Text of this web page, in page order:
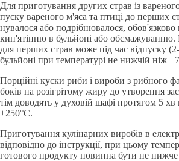
Для приготування других страв iз
пуску вареного м'яса та птицi до перших
нувалося або подрiбнювалося,
кип'ятiнню в бульйонi або обсмажуванню.
для перших страв може пiд час вiдпуску
буль­йонi при температурi не нижчiй нiж
Порцiйнi куски риби i вироби з рибного
бокiв на розiгрiтому жиру до утворення
тім доводять у духовiй шафi протягом 5 хв
+250°C.
Приготування кулiнарних виробiв в
вiдповiдно до iнструкцiї, при цьому
готового продукту повинна бути не